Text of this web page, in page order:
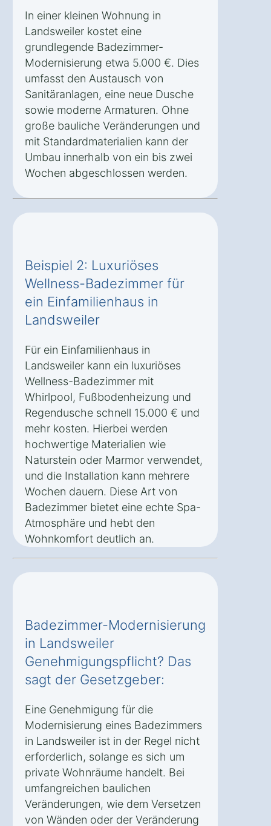
In einer kleinen Wohnung in
Landsweiler kostet eine
grundlegende Badezimmer-
Modernisierung etwa 5.000 €. Dies
umfasst den Austausch von
Sanitäranlagen, eine neue Dusche
sowie moderne Armaturen. Ohne
große bauliche Veränderungen und
mit Standardmaterialien kann der
Umbau innerhalb von ein bis zwei
Wochen abgeschlossen werden.
Beispiel 2: Luxuriöses
Wellness-Badezimmer für
ein Einfamilienhaus in
Landsweiler
Für ein Einfamilienhaus in
Landsweiler kann ein luxuriöses
Wellness-Badezimmer mit
Whirlpool, Fußbodenheizung und
Regendusche schnell 15.000 € und
mehr kosten. Hierbei werden
hochwertige Materialien wie
Naturstein oder Marmor verwendet,
und die Installation kann mehrere
Wochen dauern. Diese Art von
Badezimmer bietet eine echte Spa-
Atmosphäre und hebt den
Wohnkomfort deutlich an.
Badezimmer-Modernisierung
in Landsweiler
Genehmigungspflicht? Das
sagt der Gesetzgeber:
Eine Genehmigung für die
Modernisierung eines Badezimmers
in Landsweiler ist in der Regel nicht
erforderlich, solange es sich um
private Wohnräume handelt. Bei
umfangreichen baulichen
Veränderungen, wie dem Versetzen
von Wänden oder der Veränderung